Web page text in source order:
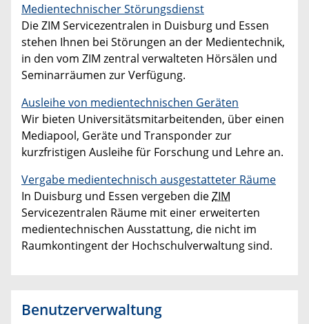
Medientechnischer Störungsdienst
Die ZIM Servicezentralen in Duisburg und Essen
stehen Ihnen bei Störungen an der Medientechnik,
in den vom ZIM zentral verwalteten Hörsälen und
Seminarräumen zur Verfügung.
Ausleihe von medientechnischen Geräten
Wir bieten Universitätsmitarbeitenden, über einen
Mediapool, Geräte und Transponder zur
kurzfristigen Ausleihe für Forschung und Lehre an.
Vergabe medientechnisch ausgestatteter Räume
In Duisburg und Essen vergeben dieZIM
Servicezentralen Räume mit einer erweiterten
medientechnischen Ausstattung, die nicht im
Raumkontingent der Hochschulverwaltung sind.
Benutzerverwaltung